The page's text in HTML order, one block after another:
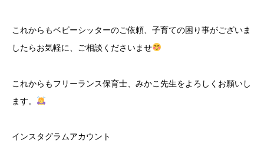
これからもベビーシッターのご依頼、子育ての困り事がございま
したらお気軽に、ご相談くださいませ
これからもフリーランス保育士、みかこ先生をよろしくお願いし
ます。
インスタグラムアカウント